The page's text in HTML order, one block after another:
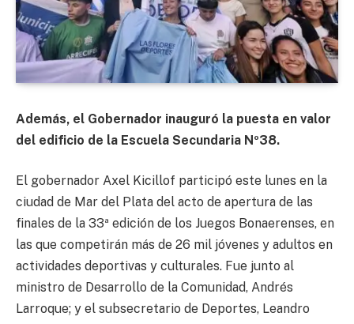
Además, el Gobernador inauguró la puesta en valor
del edificio de la Escuela Secundaria Nº38.
El gobernador Axel Kicillof participó este lunes en la
ciudad de Mar del Plata del acto de apertura de las
finales de la 33ª edición de los Juegos Bonaerenses, en
las que competirán más de 26 mil jóvenes y adultos en
actividades deportivas y culturales. Fue junto al
ministro de Desarrollo de la Comunidad, Andrés
Larroque; y el subsecretario de Deportes, Leandro